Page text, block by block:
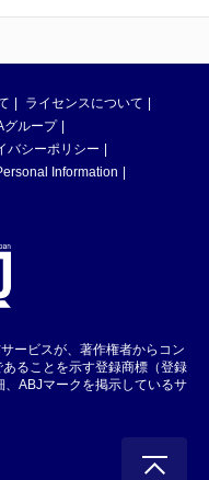
ライセンスについて
グループ
バシーポリシー
Information
ービスが、著作権者からコン
ることを示す登録商標（登録
ABJマークを掲示しているサ